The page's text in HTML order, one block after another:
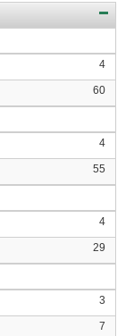
4
60
4
55
4
29
3
7